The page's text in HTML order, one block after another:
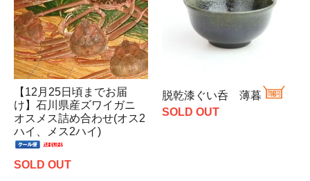
【12月25日頃までお届
け】石川県産ズワイガニ
オスメス詰め合わせ(オス2
ハイ、メス2ハイ)
SOLD OUT
脱乾漆ぐい呑 薄暮
SOLD OUT